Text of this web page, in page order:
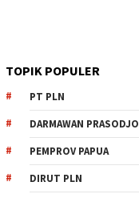
TOPIK POPULER
PT PLN
DARMAWAN PRASODJO
PEMPROV PAPUA
DIRUT PLN